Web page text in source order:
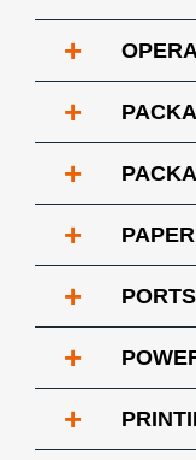
+
+
+
+
+
+
+